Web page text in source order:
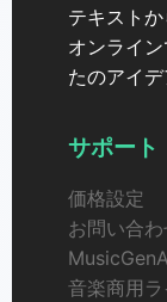
テキスト
オンライ
たのアイ
サポート
価格設定
お問い合
音楽商用